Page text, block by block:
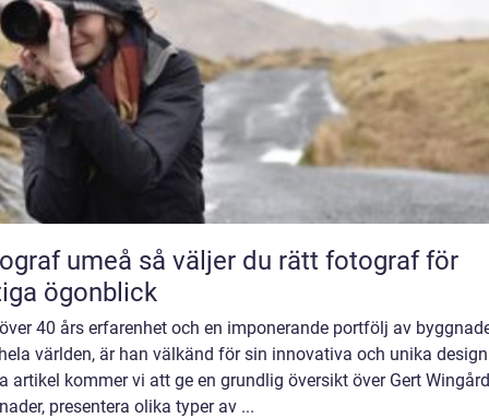
så väljer du rätt fotograf för
ögonblick
40 års erfarenhet och en imponerande portfölj av
världen, är han välkänd för sin innovativa och unika
artikel kommer vi att ge en grundlig översikt över Gert
presentera olika typer av ...